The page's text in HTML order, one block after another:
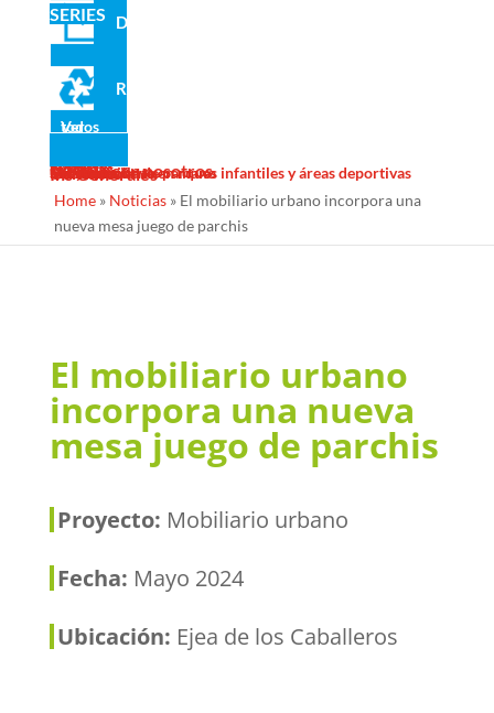
SERIES Domo
Reciclado
Ver todos
Sombras Textiles
Noticias
Galería
Trabaja con nosotros
Servicios
Diseño
Fabricacion
Mantenimiento
Proyectos llave en mano
Desinfección de parques infantiles y áreas deportivas
Contacto
Ins Generales
Home» Noticias» El mobiliario urbano incorpora una
nueva mesa juego de parchis
El mobiliario urbano
incorpora una nueva
mesa juego de parchis
Proyecto: Mobiliario urbano
Fecha: Mayo 2024
Ubicación: Ejea de los Caballeros